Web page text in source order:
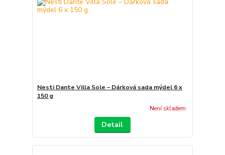
Nesti Dante Villa Sole – Dárková sada mýdel 6 x
150 g
Není skladem
Detail